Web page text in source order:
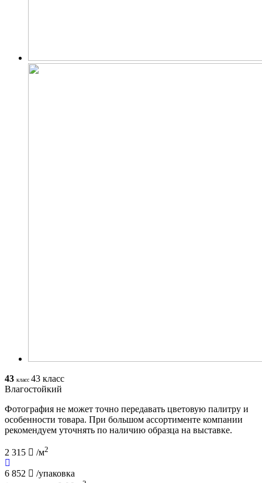
43 класс 43 класс
Влагостойкий
Фотография не может точно передавать цветовую палитру и
особенности товара. При большом ассортименте компании
рекомендуем уточнять по наличию образца на выставке.
2 315 /м2
6 852
/упаковка